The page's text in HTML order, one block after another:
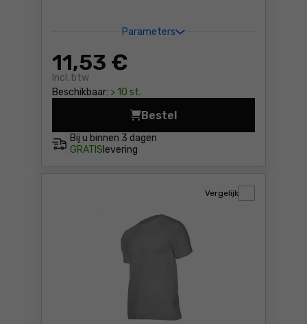
Parameters
11,53 €
Incl. btw
Beschikbaar: > 10 st.
Bij u binnen 3 dagen
GRATIS levering
Bestel
Beschermende overall, wit
Vergelijk